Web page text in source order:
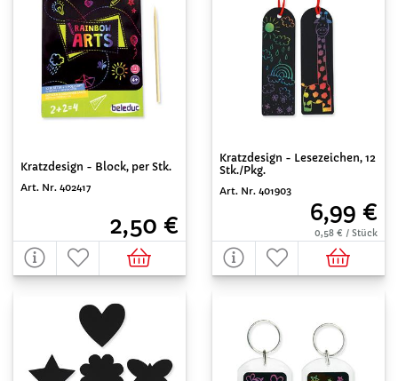
Kratzdesign - Block, per Stk.
Art. Nr. 402417
2,50 €
Kratzdesign - Lesezeichen, 12
Stk./Pkg.
Art. Nr. 401903
6,99 €
0,58 € / Stück